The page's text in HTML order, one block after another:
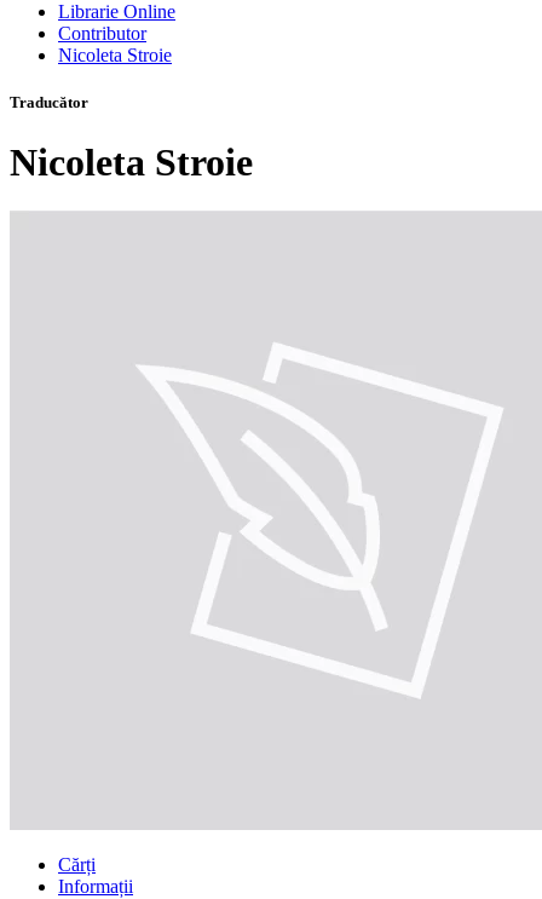
Librarie Online
Contributor
Nicoleta Stroie
Traducător
Nicoleta Stroie
Cărți
Informații